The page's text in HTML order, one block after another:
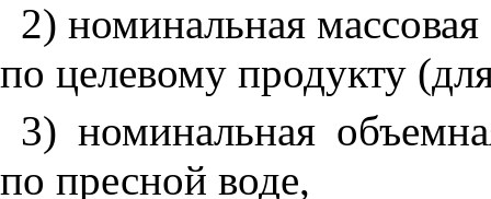
2) номинальная
по целевому продукту
3) номинальная
по пресной воде,